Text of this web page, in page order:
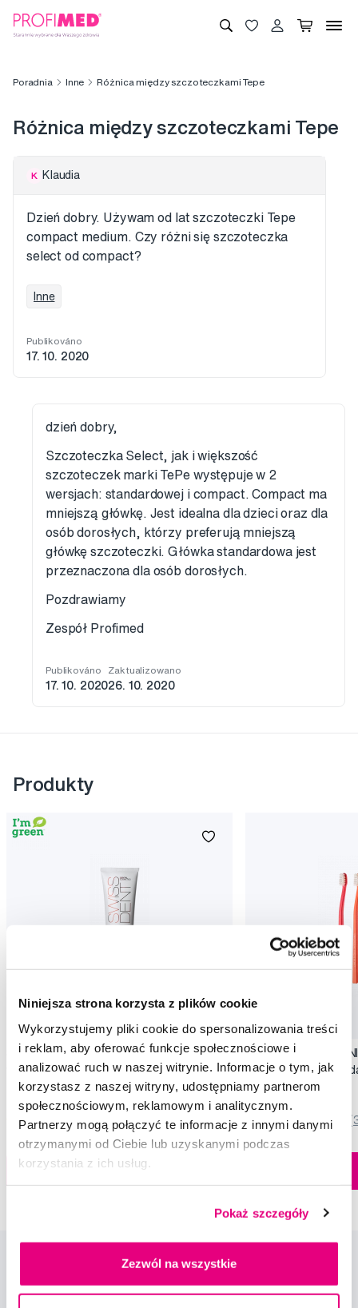
Niniejsza strona korzysta z plików cookie
Wykorzystujemy pliki cookie do spersonalizowania treści
i reklam, aby oferować funkcje społecznościowe i
analizować ruch w naszej witrynie. Informacje o tym, jak
korzystasz z naszej witryny, udostępniamy partnerom
społecznościowym, reklamowym i analitycznym.
Partnerzy mogą połączyć te informacje z innymi danymi
otrzymanymi od Ciebie lub uzyskanymi podczas
korzystania z ich usług.
Pokaż szczegóły
Zezwól na wszystkie
Poradnia Inne Różnica między szczoteczkami Tepe
Różnica między szczoteczkami Tepe
K Klaudia
Dzień dobry. Używam od lat szczoteczki Tepe
compact medium. Czy różni się szczoteczka
select od compact?
Inne
Publikováno
17. 10. 2020
dzień dobry,
Szczoteczka Select, jak i większość
szczoteczek marki TePe występuje w 2
wersjach: standardowej i compact. Compact ma
mniejszą główkę. Jest idealna dla dzieci oraz dla
osób dorosłych, którzy preferują mniejszą
główkę szczoteczki. Główka standardowa jest
przeznaczona dla osób dorosłych.
Pozdrawiamy
Zespół Profimed
Publikováno
17. 10. 2020
Zaktualizowano
26. 10. 2020
Produkty
SWISSDENT EXTREME intensywna pasta
wybielająca, 100 ml
79,90 Zł
(820x)
Do koszyka
Natychmiast w
1 sklepie
SWISSDENT
zębów Soft (2+1 za
44,90 Zł
/5